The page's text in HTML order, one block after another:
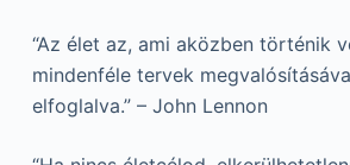
“Az élet az, ami aközben történik
mindenféle tervek
elfoglalva.” – John Lennon